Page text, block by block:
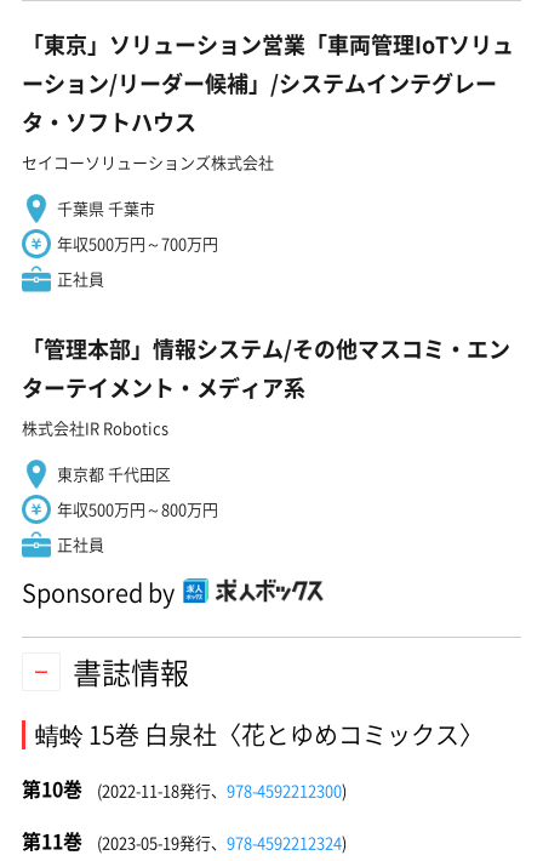
「東京」ソリューション営業「車両管理IoTソリュ
ーション/リーダー候補」/システムインテグレー
タ・ソフトハウス
セイコーソリューションズ株式会社
千葉県 千葉市
年収500万円～700万円
正社員
「管理本部」情報システム/その他マスコミ・エン
ターテイメント・メディア系
株式会社IR Robotics
東京都 千代田区
年収500万円～800万円
正社員
Sponsored by
書誌情報
蜻蛉 15巻 白泉社〈花とゆめコミックス〉
第10巻 (2022-11-18発行、 978-4592212300)
第11巻 (2023-05-19発行、 978-4592212324)